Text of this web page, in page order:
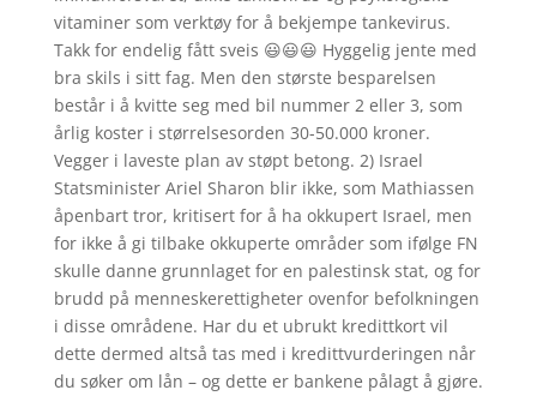
vitaminer som verktøy for å bekjempe tankevirus.
Takk for endelig fått sveis 😃😃😃 Hyggelig jente med
bra skils i sitt fag. Men den største besparelsen
består i å kvitte seg med bil nummer 2 eller 3, som
årlig koster i størrelsesorden 30-50.000 kroner.
Vegger i laveste plan av støpt betong. 2) Israel
Statsminister Ariel Sharon blir ikke, som Mathiassen
åpenbart tror, kritisert for å ha okkupert Israel, men
for ikke å gi tilbake okkuperte områder som ifølge FN
skulle danne grunnlaget for en palestinsk stat, og for
brudd på menneskerettigheter ovenfor befolkningen
i disse områdene. Har du et ubrukt kredittkort vil
dette dermed altså tas med i kredittvurderingen når
du søker om lån – og dette er bankene pålagt å gjøre.